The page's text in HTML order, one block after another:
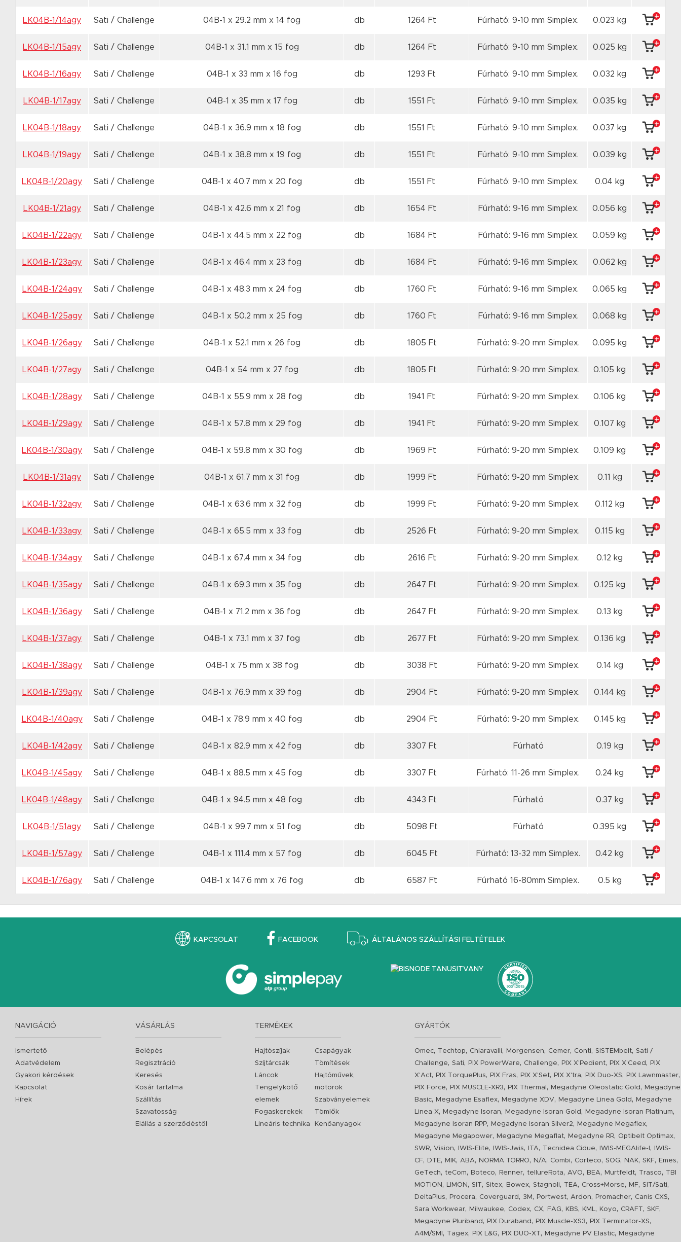
LK04B-1/14agy Sati / Challenge 04B-1 x 29.2 mm x 14 fog db 1264 Ft Fúrható: 9-10 mm Simplex. 0.023 kg
LK04B-1/15agy Sati / Challenge 04B-1 x 31.1 mm x 15 fog db 1264 Ft Fúrható: 9-10 mm Simplex. 0.025 kg
LK04B-1/16agy Sati / Challenge 04B-1 x 33 mm x 16 fog db 1293 Ft Fúrható: 9-10 mm Simplex. 0.032 kg
LK04B-1/17agy Sati / Challenge 04B-1 x 35 mm x 17 fog db 1551 Ft Fúrható: 9-10 mm Simplex. 0.035 kg
LK04B-1/18agy Sati / Challenge 04B-1 x 36.9 mm x 18 fog db 1551 Ft Fúrható: 9-10 mm Simplex. 0.037 kg
LK04B-1/19agy Sati / Challenge 04B-1 x 38.8 mm x 19 fog db 1551 Ft Fúrható: 9-10 mm Simplex. 0.039 kg
LK04B-1/20agy Sati / Challenge 04B-1 x 40.7 mm x 20 fog db 1551 Ft Fúrható: 9-10 mm Simplex. 0.04 kg
LK04B-1/21agy Sati / Challenge 04B-1 x 42.6 mm x 21 fog db 1654 Ft Fúrható: 9-16 mm Simplex. 0.056 kg
LK04B-1/22agy Sati / Challenge 04B-1 x 44.5 mm x 22 fog db 1684 Ft Fúrható: 9-16 mm Simplex. 0.059 kg
LK04B-1/23agy Sati / Challenge 04B-1 x 46.4 mm x 23 fog db 1684 Ft Fúrható: 9-16 mm Simplex. 0.062 kg
LK04B-1/24agy Sati / Challenge 04B-1 x 48.3 mm x 24 fog db 1760 Ft Fúrható: 9-16 mm Simplex. 0.065 kg
LK04B-1/25agy Sati / Challenge 04B-1 x 50.2 mm x 25 fog db 1760 Ft Fúrható: 9-16 mm Simplex. 0.068 kg
LK04B-1/26agy Sati / Challenge 04B-1 x 52.1 mm x 26 fog db 1805 Ft Fúrható: 9-20 mm Simplex. 0.095 kg
LK04B-1/27agy Sati / Challenge 04B-1 x 54 mm x 27 fog db 1805 Ft Fúrható: 9-20 mm Simplex. 0.105 kg
LK04B-1/28agy Sati / Challenge 04B-1 x 55.9 mm x 28 fog db 1941 Ft Fúrható: 9-20 mm Simplex. 0.106 kg
LK04B-1/29agy Sati / Challenge 04B-1 x 57.8 mm x 29 fog db 1941 Ft Fúrható: 9-20 mm Simplex. 0.107 kg
LK04B-1/30agy Sati / Challenge 04B-1 x 59.8 mm x 30 fog db 1969 Ft Fúrható: 9-20 mm Simplex. 0.109 kg
LK04B-1/31agy Sati / Challenge 04B-1 x 61.7 mm x 31 fog db 1999 Ft Fúrható: 9-20 mm Simplex. 0.11 kg
LK04B-1/32agy Sati / Challenge 04B-1 x 63.6 mm x 32 fog db 1999 Ft Fúrható: 9-20 mm Simplex. 0.112 kg
LK04B-1/33agy Sati / Challenge 04B-1 x 65.5 mm x 33 fog db 2526 Ft Fúrható: 9-20 mm Simplex. 0.115 kg
LK04B-1/34agy Sati / Challenge 04B-1 x 67.4 mm x 34 fog db 2616 Ft Fúrható: 9-20 mm Simplex. 0.12 kg
LK04B-1/35agy Sati / Challenge 04B-1 x 69.3 mm x 35 fog db 2647 Ft Fúrható: 9-20 mm Simplex. 0.125 kg
LK04B-1/36agy Sati / Challenge 04B-1 x 71.2 mm x 36 fog db 2647 Ft Fúrható: 9-20 mm Simplex. 0.13 kg
LK04B-1/37agy Sati / Challenge 04B-1 x 73.1 mm x 37 fog db 2677 Ft Fúrható: 9-20 mm Simplex. 0.136 kg
LK04B-1/38agy Sati / Challenge 04B-1 x 75 mm x 38 fog db 3038 Ft Fúrható: 9-20 mm Simplex. 0.14 kg
LK04B-1/39agy Sati / Challenge 04B-1 x 76.9 mm x 39 fog db 2904 Ft Fúrható: 9-20 mm Simplex. 0.144 kg
LK04B-1/40agy Sati / Challenge 04B-1 x 78.9 mm x 40 fog db 2904 Ft Fúrható: 9-20 mm Simplex. 0.145 kg
LK04B-1/42agy Sati / Challenge 04B-1 x 82.9 mm x 42 fog db 3307 Ft Fúrható 0.19 kg
LK04B-1/45agy Sati / Challenge 04B-1 x 88.5 mm x 45 fog db 3307 Ft Fúrható: 11-26 mm Simplex. 0.24 kg
LK04B-1/48agy Sati / Challenge 04B-1 x 94.5 mm x 48 fog db 4343 Ft Fúrható 0.37 kg
LK04B-1/51agy Sati / Challenge 04B-1 x 99.7 mm x 51 fog db 5098 Ft Fúrható 0.395 kg
LK04B-1/57agy Sati / Challenge 04B-1 x 111.4 mm x 57 fog db 6045 Ft Fúrható: 13-32 mm Simplex. 0.42 kg
LK04B-1/76agy Sati / Challenge 04B-1 x 147.6 mm x 76 fog db 6587 Ft Fúrható 16-80mm Simplex. 0.5 kg
KAPCSOLAT FACEBOOK ÁLTALÁNOS SZÁLLÍTÁSI FELTÉTELEK
NAVIGÁCIÓ
Ismertető
Adatvédelem
Gyakori kérdések
Kapcsolat
Hírek
VÁSÁRLÁS
Belépés
Regisztráció
Keresés
Kosár tartalma
Szállítás
Szavatosság
Elállás a szerződéstől
TERMÉKEK
Hajtószíjak
Szíjtárcsák
Láncok
Tengelykötő
elemek
Fogaskerekek
Lineáris technika
Csapágyak
Tömítések
Hajtóművek,
motorok
Szabványelemek
Tömlők
Kenőanyagok
GYÁRTÓK
Omec, Techtop, Chiaravalli, Morgensen, Cemer, Conti,SISTEMbelt,Sati /
Challenge,Sati, PIX PowerWare, Challenge, PIX X'Pedient, PIX X'Ceed ,
PIX
X'Act, PIX TorquePlus, PIX Fras, PIX X'Set, PIX X'tra, PIX Duo-XS, PIX Lawnmaster,
PIX Force, PIX MUSCLE-XR3, PIX Thermal , Megadyne Oleostatic Gold ,
Megadyne
Basic, Megadyne Esaflex, Megadyne XDV, Megadyne Linea Gold ,
Megadyne
Linea X, Megadyne Isoran, Megadyne Isoran Gold , Megadyne Isoran Platinum,
Megadyne Isoran RPP, Megadyne Isoran Silver2, Megadyne Megaflex,
Megadyne Megapower, Megadyne Megaflat, Megadyne RR, Optibelt Optimax,
SWR,Vision, IWIS-Elite, IWIS-Jwis, ITA, Tecnidea Cidue, IWIS-MEGAlife-I ,
IWIS-
CF, DTE, MIK, ABA, NORMA TORRO, N/A, Combi, Corteco,SOG, NAK,SKF, Emes,
GeTech, teCom, Boteco, Renner, tellureRota, AVO, BEA, Murtfeldt, Trasco, TBI
MOTION , LIMON ,SIT,Sitex, Bowex,Stagnoli, TEA, Cross+Morse, MF,SIT/Sati,
DeltaPlus, Procera, Coverguard , 3M , Portwest, Ardon, Promacher, Canis CXS,
Sara Workwear, Milwaukee, Codex, CX, FAG, KBS, KML, Koyo, CRAFT,SKF,
Megadyne Pluriband , PIX Duraband , PIX Muscle-XS3, PIX Terminator-XS,
A4M/SMI , Tagex, PIX L&G, PIX DUO-XT, Megadyne PV Elastic, Megadyne